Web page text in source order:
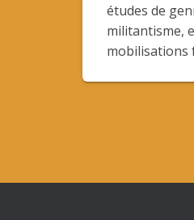
études de
militantisme,
mobilisations